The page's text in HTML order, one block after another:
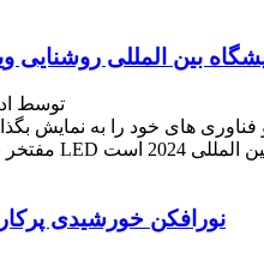
توسط
های خود را به نمایش
نورافکن خورشیدی